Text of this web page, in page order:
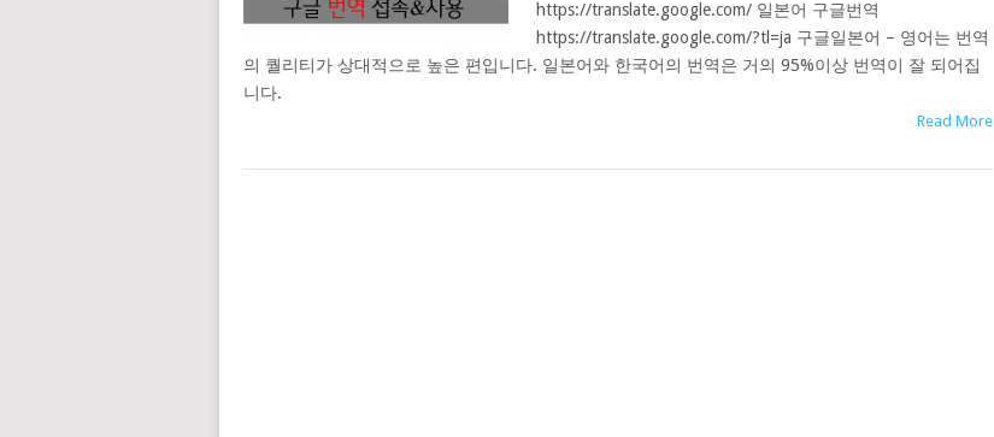
https://translate.google.com/ 일본어 구글번역
https://translate.google.com/?tl=ja 구글일본어 – 영어는 번역
의 퀄리티가 상대적으로 높은 편입니다. 일본어와 한국어의 번역은 거의 95%이상 번역이 잘 되어집
니다.
Read More